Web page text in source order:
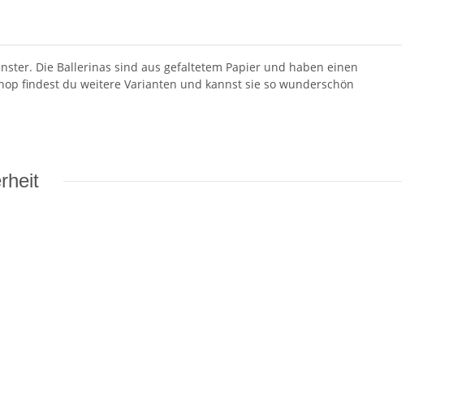
Die Ballerinas sind aus gefaltetem Papier und haben einen
findest du weitere Varianten und kannst sie so wunderschön